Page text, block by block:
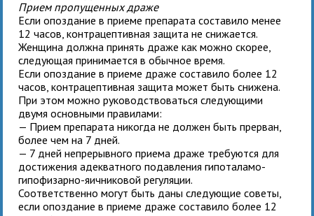
Прием пропущенных драже
Если опоздание в приеме препарата составило менее
12 часов, контрацептивная защита не снижается.
Женщина должна принять драже как можно скорее,
следующая принимается в обычное время.
Если опоздание в приеме драже составило более 12
часов, контрацептивная защита может быть снижена.
При этом можно руководствоваться следующими
двумя основными правилами:
— Прием препарата никогда не должен быть прерван,
более чем на 7 дней.
— 7 дней непрерывного приема драже требуются для
достижения адекватного подавления гипоталамо-
гипофизарно-яичниковой регуляции.
Соответственно могут быть даны следующие советы,
если опоздание в приеме драже составило более 12